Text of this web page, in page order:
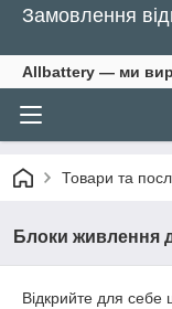
Замовлення
Allbattery — ми
Товари та
Блоки живлення
Відкрийте для себе